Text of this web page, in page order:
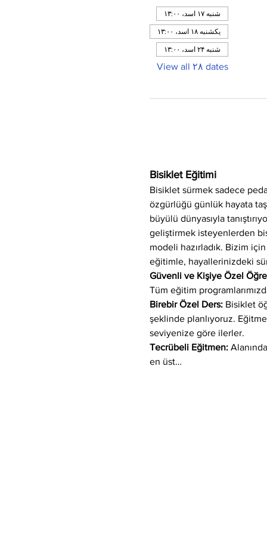
شنبه ۱۷ اسد، ۱۳:۰۰
یکشنبه ۱۸ اسد، ۱۳:۰۰
شنبه ۲۴ اسد، ۱۳:۰۰
View all ۲۸ dates
Bisiklet Eğitimi
Bisiklet sürmek sadece
özgürlüğü günlük hayata
büyülü dünyasıyla
geliştirmek isteyenlerden
modeli hazırladık. Bizim
eğitimle, hayallerinizdeki
Güvenli ve Kişiye Özel
Tüm eğitim
Birebir Özel Ders: Bisiklet
şeklinde planlıyoruz.
seviyenize göre ilerler.
Tecrübeli Eğitmen:
en üst…